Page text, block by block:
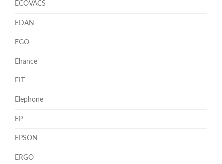
ECOVACS
EDAN
EGO
Ehance
EIT
Elephone
EP
EPSON
ERGO